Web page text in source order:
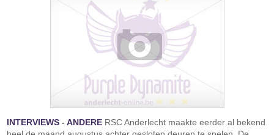
INTERVIEWS -ANDERE RSC Anderlecht maakte eerder al bekend